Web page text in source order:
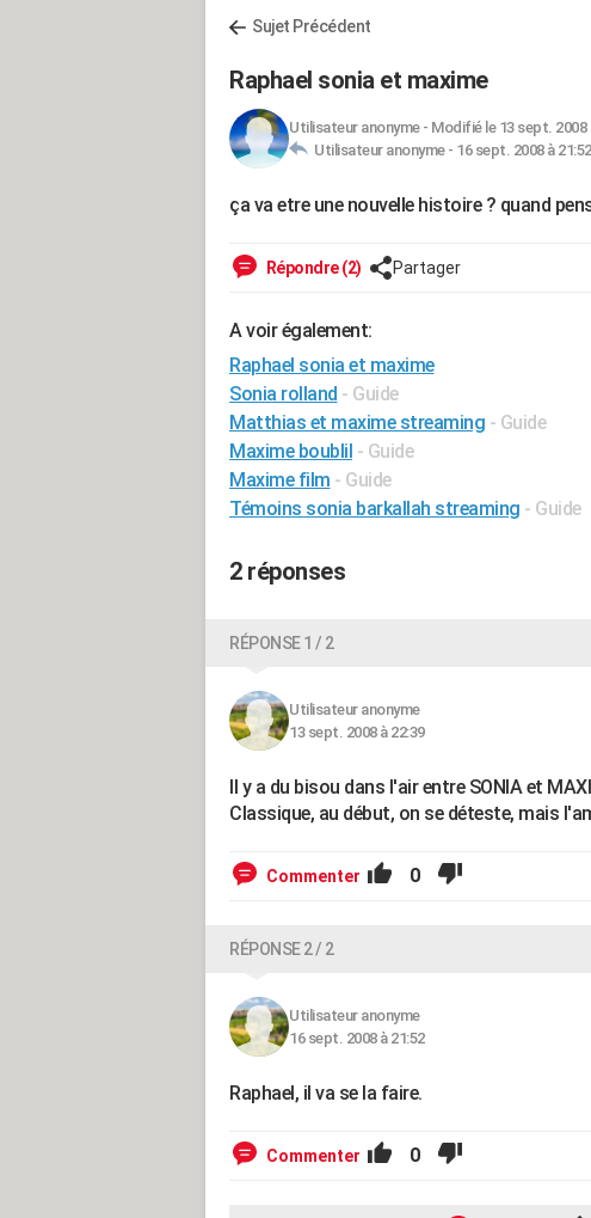
Sujet Précédent
Raphael sonia et maxime
Utilisateur anonyme- Modifié le 13 sept. 2008
Utilisateur anonyme - 16 sept. 2008 à 21:52
ça va etre une nouvelle histoire ? quand
Répondre (2) Partager
A voir également:
Raphael sonia et maxime
Sonia rolland - Guide
Matthias et maxime streaming - Guide
Maxime boublil - Guide
Maxime film - Guide
Témoins sonia barkallah streaming - Guide
2 réponses
RÉPONSE 1 / 2
Utilisateur anonyme
13 sept. 2008 à 22:39
Il y a du bisou dans l'air entre SONIA et
Classique, au début, on se déteste, mais
Commenter 0
RÉPONSE 2 / 2
Utilisateur anonyme
16 sept. 2008 à 21:52
Raphael, il va se la faire.
Commenter 0